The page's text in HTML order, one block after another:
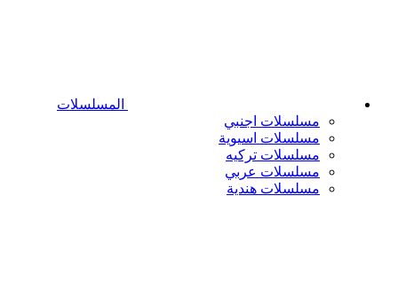
المسلسلات
مسلسلات اجنبي
مسلسلات اسيوية
مسلسلات تركيه
مسلسلات عربي
مسلسلات هندية